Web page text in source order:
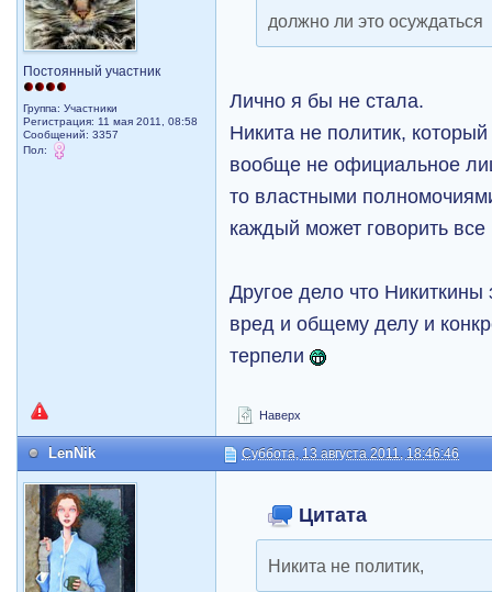
Постоянный участник
Группа: Участники
Регистрация: 11 мая 2011, 08:58
Сообщений: 3357
Пол:
должно ли это осуждаться
Лично я бы не стала.
Никита не политик,
вообще не официальное
то властными
каждый может говорить все
Другое дело что
вред и общему делу и
терпели
Наверх
LenNik Суббота, 13 августа 2011, 18:46:46
Цитата
Никита не политик,